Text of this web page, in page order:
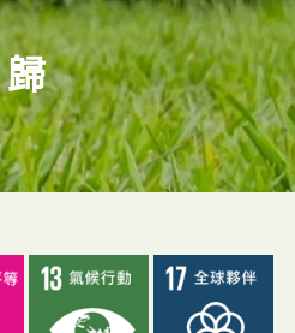
歸